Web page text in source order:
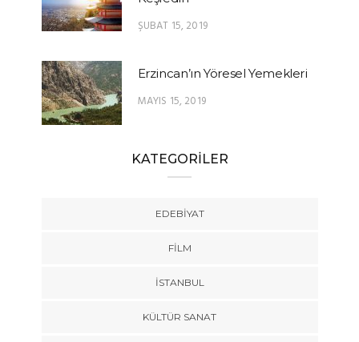
ŞUBAT 15, 2019
Erzincan’ın Yöresel Yemekleri
MAYIS 15, 2019
KATEGORİLER
EDEBIYAT
FILM
İSTANBUL
KÜLTÜR SANAT